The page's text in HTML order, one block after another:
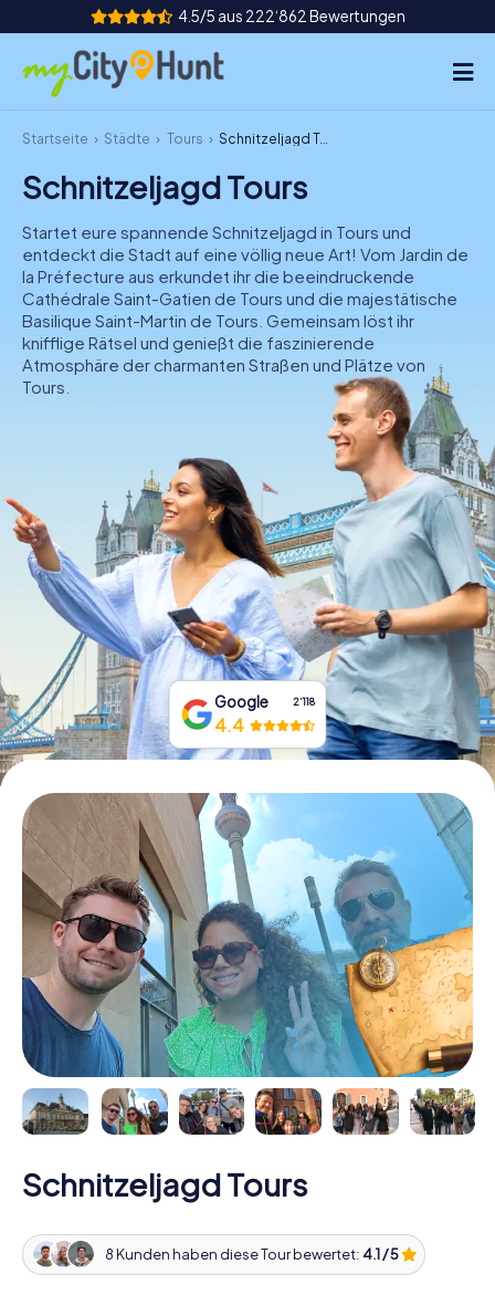
4.5/5 aus 222‘862 Bewertungen
So funktioniert's
Städte
Touren
Teamevent
Tickets
DE
IE
NL
Tickets buchen
Gutscheine bestellen
Startseite Städte Tours Schnitzeljagd Tours
Schnitzeljagd Tours
Startet eure spannende Schnitzeljagd in Tours und
entdeckt die Stadt auf eine völlig neue Art! Vom Jardin de
la Préfecture aus erkundet ihr die beeindruckende
Cathédrale Saint-Gatien de Tours und die majestätische
Basilique Saint-Martin de Tours. Gemeinsam löst ihr
knifflige Rätsel und genießt die faszinierende
Atmosphäre der charmanten Straßen und Plätze von
Tours.
Google 2‘118
4.4
Schnitzeljagd Tours
8 Kunden haben diese Tour bewertet: 4.1 / 5